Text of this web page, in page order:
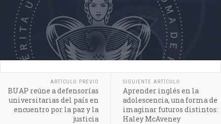
ARTÍCULO PREVIO
BUAP reúne a defensorías
universitarias del país en
encuentro por la paz y la
justicia
SIGUIENTE ARTÍCULO
Aprender inglés en la
adolescencia, una forma de
imaginar futuros distintos:
Haley McAveney